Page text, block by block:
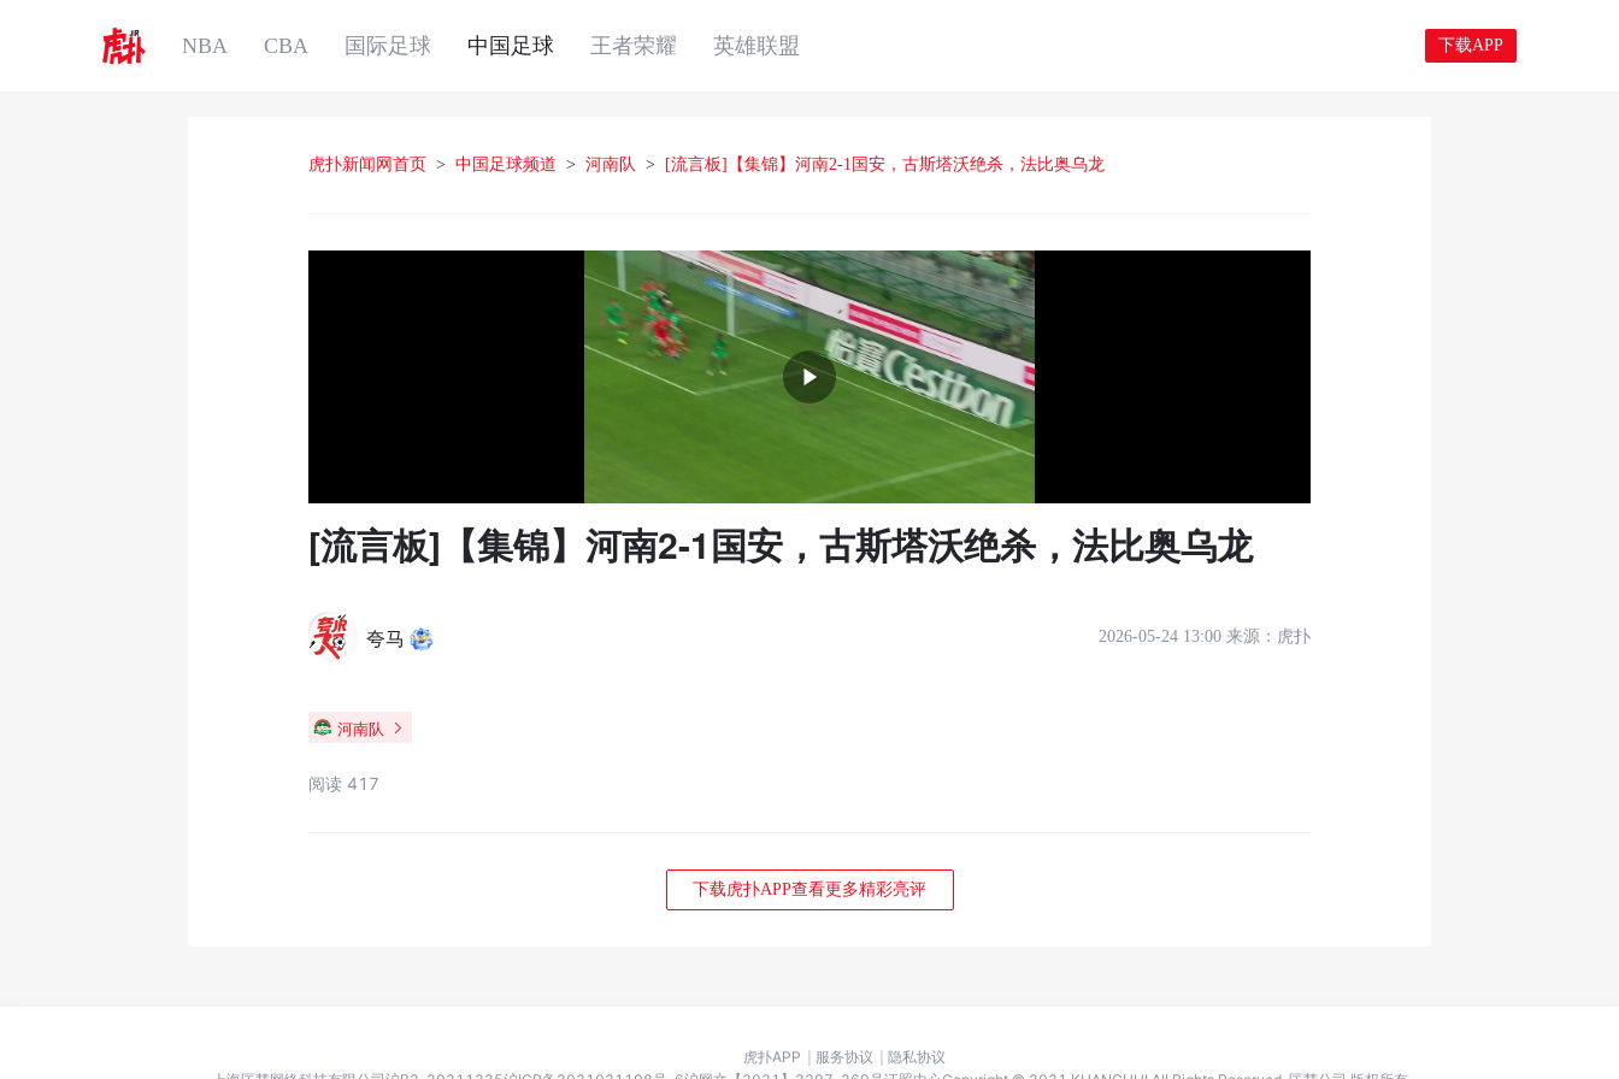
NBA CBA 国际足球 中国足球 王者荣耀 英雄联盟 下载APP
虎扑新闻网首页 > 中国足球频道 > 河南队 > [流言板]【集锦】河南2-1国安，古斯塔沃绝杀，法比奥乌龙
[流言板]【集锦】河南2-1国安，古斯塔沃绝杀，法比奥乌龙
夸马 2026-05-24 13:00 来源： 虎扑
河南队
阅读 417
下载虎扑APP查看更多精彩亮评
虎扑APP 服务协议
隐私协议